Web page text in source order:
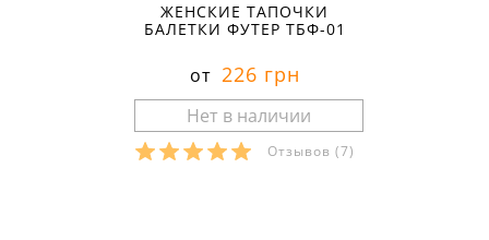
ЖЕНСКИЕ ТАПОЧКИ
БАЛЕТКИ ФУТЕР ТБФ-01
от 226 грн
Отзывов (7)